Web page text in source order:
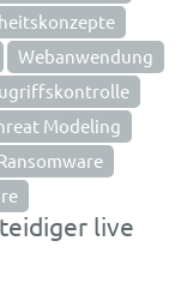
Webanwendung
Modeling
live